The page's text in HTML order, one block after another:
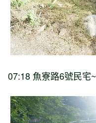
07:18 魚寮路6號民宅~